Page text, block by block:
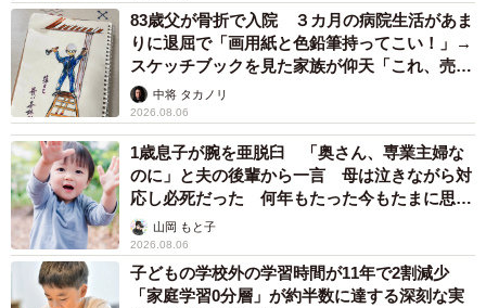
83歳父が骨折で入院 ３カ月の病院生活があま
りに退屈で「画用紙と色鉛筆持ってこい！」→
スケッチブックを見た家族が仰天「これ、売れ
ますよ…」
中将 タカノリ
2026.08.06
1歳息子が腕を亜脱臼 「奥さん、専業主婦な
のに」と夫の後輩から一言 母は泣きながら対
応し必死だった 何年もたった今もたまに思い
出し…山岡 もと子
2026.08.06
子どもの学校外の学習時間が11年で2割減少
「家庭学習0分層」が約半数に達する深刻な実